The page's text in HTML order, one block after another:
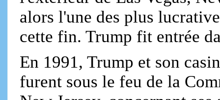
alors l'une des plus
cette fin. Trump fit entrée
En 1991, Trump et son
furent sous le feu de la